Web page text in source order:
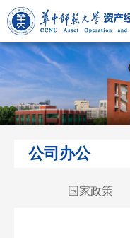
公司办公
国家政策